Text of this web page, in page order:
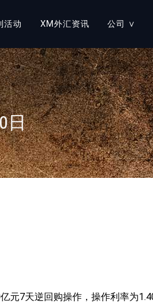
账户类型
外汇交易
股票衍生物
大宗商品
贵金属
≡
≡
活动 XM外汇资讯 公司 ∨
关于XM
人才招聘
监管
法律文件
XM 奖项
日
元7天逆回购操作，操作利率为